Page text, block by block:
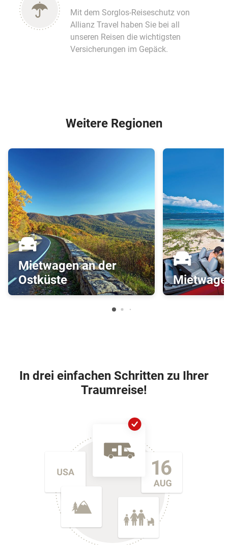
Mit dem Sorglos-Reiseschutz von
Allianz Travel haben Sie bei all
unseren Reisen die wichtigsten
Versicherungen im Gepäck.
Weitere Regionen
Mietwagen an der
Ostküste
In drei einfachen Schritten zu Ihrer
Traumreise!